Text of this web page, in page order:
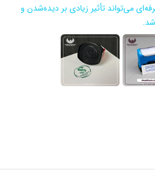
می‌تواند تأثیر زیادی بر دیده‌شدن و